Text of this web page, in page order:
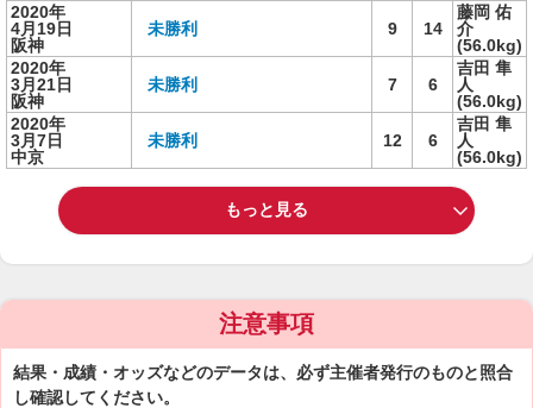
2020年
4月19日
阪神
未勝利 9 14
藤岡 佑
介
(56.0kg)
2020年
3月21日
阪神
未勝利 7 6
吉田 隼
人
(56.0kg)
2020年
3月7日
中京
未勝利 12 6
吉田 隼
人
(56.0kg)
もっと見る
注意事項
結果・成績・オッズなどのデータは、必ず主催者発行のものと照合
し確認してください。